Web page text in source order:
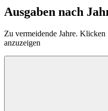
Ausgaben nach
Zu vermeidende Jahre.
anzuzeigen